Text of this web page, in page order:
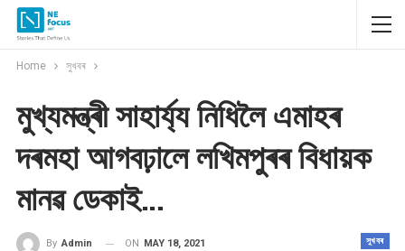
Home সুখবৰ
মুখ্যমন্ত্ৰী সাহাৰ্য্য নিধিলৈ এমাহৰ
দৰমহা আগবঢ়ালে লখিমপুৰৰ বিধায়ক
মানৱ ডেকাই…
সুখবৰ
By Admin ON MAY 18, 2021